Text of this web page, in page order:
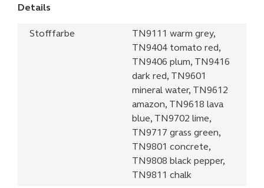
Details
Stofffarbe
TN9111 warm grey,
TN9404 tomato red,
TN9406 plum, TN9416
dark red, TN9601
mineral water, TN9612
amazon, TN9618 lava
blue, TN9702 lime,
TN9717 grass green,
TN9801 concrete,
TN9808 black pepper,
TN9811 chalk